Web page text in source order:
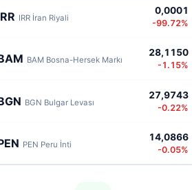
IRR İran Riyali
0,0001
-99.72%
BAM Bosna-Hersek Markı
28,1150
-1.15%
BGN Bulgar Levası
27,9743
-0.22%
PEN Peru İnti
14,0866
-0.05%